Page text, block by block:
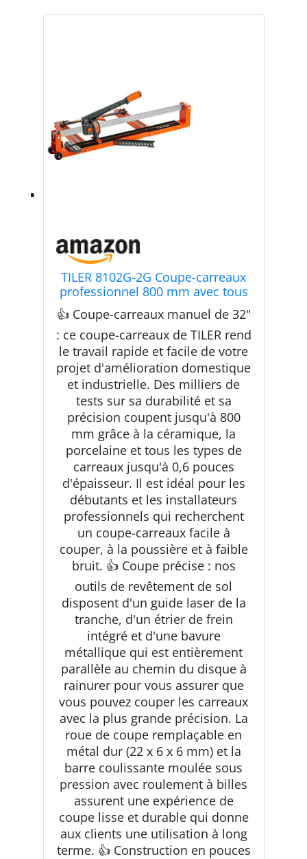
TILER 8102G-2G Coupe-carreaux
professionnel 800 mm avec tous
les cadres en fer, rail de guidage
laser réglable, roue de coupe en
carbure de tungstène, double rail
de guidage stable
👍 Coupe-carreaux manuel de 32"
: ce coupe-carreaux de TILER rend
le travail rapide et facile de votre
projet d'amélioration domestique
et industrielle. Des milliers de
tests sur sa durabilité et sa
précision coupent jusqu'à 800
mm grâce à la céramique, la
porcelaine et tous les types de
carreaux jusqu'à 0,6 pouces
d'épaisseur. Il est idéal pour les
débutants et les installateurs
professionnels qui recherchent
un coupe-carreaux facile à
couper, à la poussière et à faible
bruit. 👍 Coupe précise : nos
outils de revêtement de sol
disposent d'un guide laser de la
tranche, d'un étrier de frein
intégré et d'une bavure
métallique qui est entièrement
parallèle au chemin du disque à
rainurer pour vous assurer que
vous pouvez couper les carreaux
avec la plus grande précision. La
roue de coupe remplaçable en
métal dur (22 x 6 x 6 mm) et la
barre coulissante moulée sous
pression avec roulement à billes
assurent une expérience de
coupe lisse et durable qui donne
aux clients une utilisation à long
terme. 👍 Construction en pouces